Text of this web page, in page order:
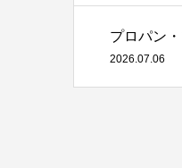
プロパン
2026.07.06